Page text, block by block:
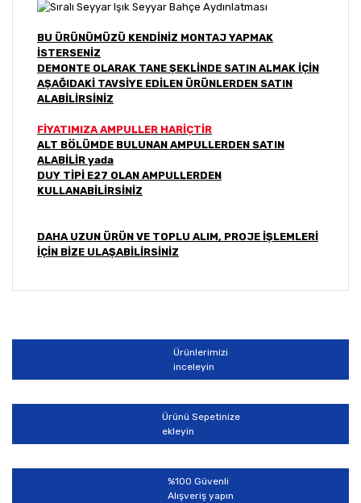
BU ÜRÜNÜMÜZÜ KENDİNİZ MONTAJ YAPMAK
İSTERSENİZ
DEMONTE OLARAK TANE ŞEKLİNDE SATIN ALMAK İÇİN
AŞAĞIDAKİ TAVSİYE EDİLEN ÜRÜNLERDEN SATIN
ALABİLİRSİNİZ
FİYATIMIZA AMPULLER HARİÇTİR
ALT BÖLÜMDE BULUNAN AMPULLERDEN SATIN
ALABİLİR yada
DUY TİPİ E27 OLAN AMPULLERDEN
KULLANABİLİRSİNİZ
DAHA UZUN ÜRÜN VE TOPLU ALIM, PROJE İŞLEMLERİ
İÇİN BİZE ULAŞABİLİRSİNİZ
Yorum Yaz
Bu ürünün fiyat bilgisi, resim, ürün açıklamalarında ve
Görüş ve önerileriniz için teşekkür ederiz.
Ürün resmi kalitesiz, bozuk veya görüntülenemiyor.
Ürün açıklamasında eksik bilgiler bulunuyor.
Ürün bilgilerinde hatalar bulunuyor.
Ürün fiyatı diğer sitelerden daha pahalı.
Bu ürüne benzer farklı alternatifler olmalı.
Ürünlerimizi
inceleyin
Ürünü Sepetinize
ekleyin
%100 Güvenli
Alışveriş yapın